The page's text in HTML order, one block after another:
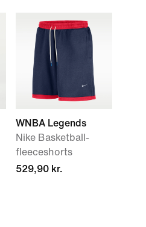
WNBA Legends
Nike Basketball-
fleeceshorts
529,90 kr.